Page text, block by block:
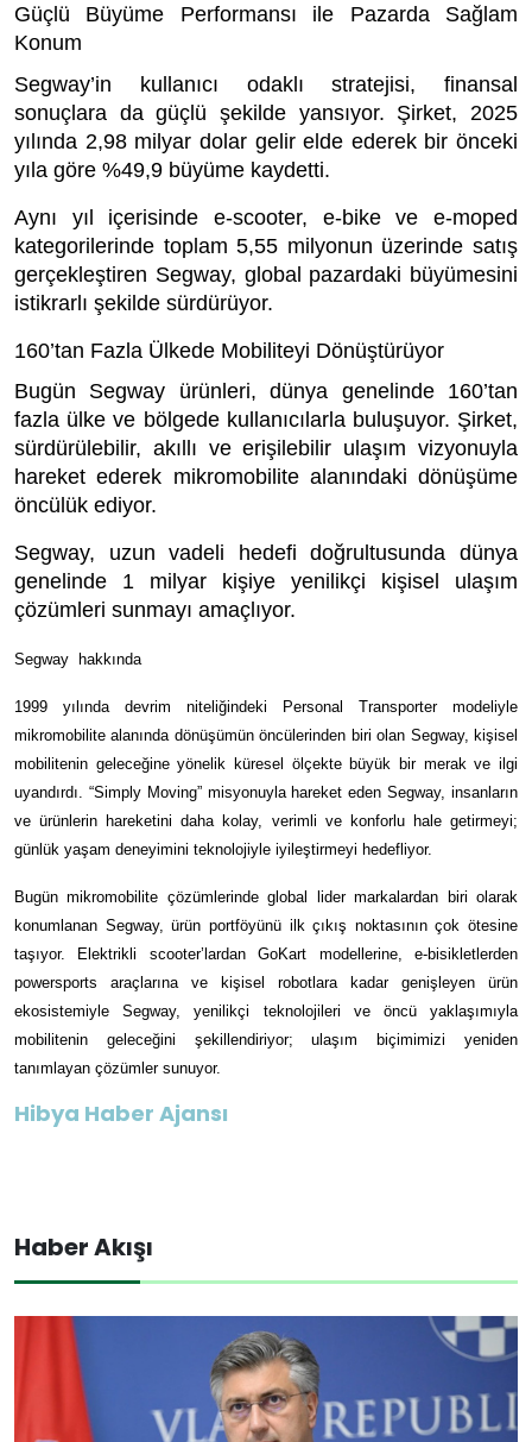
Güçlü Büyüme Performansı ile Pazarda Sağlam
Konum
Segway’in kullanıcı odaklı stratejisi, finansal
sonuçlara da güçlü şekilde yansıyor. Şirket, 2025
yılında 2,98 milyar dolar gelir elde ederek bir önceki
yıla göre %49,9 büyüme kaydetti.
Aynı yıl içerisinde e-scooter, e-bike ve e-moped
kategorilerinde toplam 5,55 milyonun üzerinde satış
gerçekleştiren Segway, global pazardaki büyümesini
istikrarlı şekilde sürdürüyor.
160’tan Fazla Ülkede Mobiliteyi Dönüştürüyor
Bugün Segway ürünleri, dünya genelinde 160’tan
fazla ülke ve bölgede kullanıcılarla buluşuyor. Şirket,
sürdürülebilir, akıllı ve erişilebilir ulaşım vizyonuyla
hareket ederek mikromobilite alanındaki dönüşüme
öncülük ediyor.
Segway, uzun vadeli hedefi doğrultusunda dünya
genelinde 1 milyar kişiye yenilikçi kişisel ulaşım
çözümleri sunmayı amaçlıyor.
Segway hakkında
1999 yılında devrim niteliğindeki Personal Transporter modeliyle
mikromobilite alanında dönüşümün öncülerinden biri olan Segway, kişisel
mobilitenin geleceğine yönelik küresel ölçekte büyük bir merak ve ilgi
uyandırdı. “Simply Moving” misyonuyla hareket eden Segway, insanların
ve ürünlerin hareketini daha kolay, verimli ve konforlu hale getirmeyi;
günlük yaşam deneyimini teknolojiyle iyileştirmeyi hedefliyor.
Bugün mikromobilite çözümlerinde global lider markalardan biri olarak
konumlanan Segway, ürün portföyünü ilk çıkış noktasının çok ötesine
taşıyor. Elektrikli scooter’lardan GoKart modellerine, e-bisikletlerden
powersports araçlarına ve kişisel robotlara kadar genişleyen ürün
ekosistemiyle Segway, yenilikçi teknolojileri ve öncü yaklaşımıyla
mobilitenin geleceğini şekillendiriyor; ulaşım biçimimizi yeniden
tanımlayan çözümler sunuyor.
Hibya Haber Ajansı
Haber Akışı